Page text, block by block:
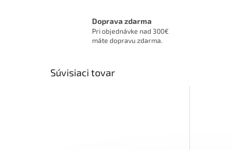
Doprava zdarma
Pri objednávke nad 300€
máte dopravu zdarma.
Súvisiaci tovar